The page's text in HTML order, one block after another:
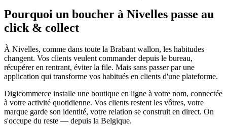
Pourquoi un boucher à Nivelles passe au
click & collect
À Nivelles, comme dans toute la Brabant wallon, les habitudes
changent. Vos clients veulent commander depuis le bureau,
récupérer en rentrant, éviter la file. Mais sans passer par une
application qui transforme vos habitués en clients d'une plateforme.
Digicommerce installe une boutique en ligne à votre nom, connectée
à votre activité quotidienne. Vos clients restent les vôtres, votre
marque garde son identité, votre relation se construit en direct. On
s'occupe du reste — depuis la Belgique.